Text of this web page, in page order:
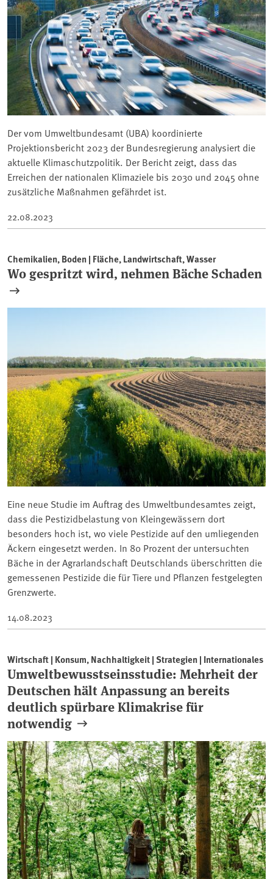
Der vom Umweltbundesamt (UBA) koordinierte
Projektionsbericht 2023 der Bundesregierung analysiert die
aktuelle Klimaschutzpolitik. Der Bericht zeigt, dass das
Erreichen der nationalen Klimaziele bis 2030 und 2045 ohne
zusätzliche Maßnahmen gefährdet ist.
22.08.2023
Chemikalien, Boden | Fläche, Landwirtschaft, Wasser
Wo gespritzt wird, nehmen Bäche Schaden
Eine neue Studie im Auftrag des Umweltbundesamtes zeigt,
dass die Pestizidbelastung von Kleingewässern dort
besonders hoch ist, wo viele Pestizide auf den umliegenden
Äckern eingesetzt werden. In 80 Prozent der untersuchten
Bäche in der Agrarlandschaft Deutschlands überschritten die
gemessenen Pestizide die für Tiere und Pflanzen festgelegten
Grenzwerte.
14.08.2023
Wirtschaft | Konsum, Nachhaltigkeit | Strategien | Internationales
Umweltbewusstseinsstudie: Mehrheit der
Deutschen hält Anpassung an bereits
deutlich spürbare Klimakrise für
notwendig